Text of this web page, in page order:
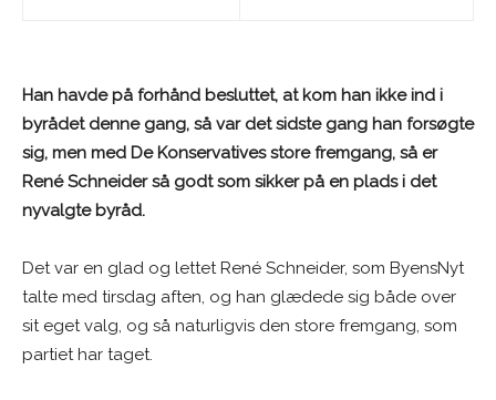
Han havde på forhånd besluttet, at kom han ikke ind i
byrådet denne gang, så var det sidste gang han forsøgte
sig, men med De Konservatives store fremgang, så er
René Schneider så godt som sikker på en plads i det
nyvalgte byråd.
Det var en glad og lettet René Schneider, som ByensNyt
talte med tirsdag aften, og han glædede sig både over
sit eget valg, og så naturligvis den store fremgang, som
partiet har taget.